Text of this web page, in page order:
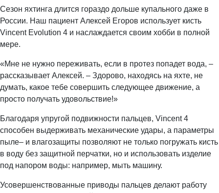
Сезон яхтинга длится гораздо дольше купального даже в
России. Наш пациент Алексей Егоров использует кисть
Vincent Evolution 4 и наслаждается своим хобби в полной
мере.
«Мне не нужно переживать, если в протез попадет вода, –
рассказывает Алексей. – Здорово, находясь на яхте, не
думать, какое тебе совершить следующее движение, а
просто получать удовольствие!»
Благодаря упругой подвижности пальцев, Vincent 4
способен выдерживать механические удары, а параметры
пыле– и влагозащиты позволяют не только погружать кисть
в воду без защитной перчатки, но и использовать изделие
под напором воды: например, мыть машину.
Усовершенствованные приводы пальцев делают работу